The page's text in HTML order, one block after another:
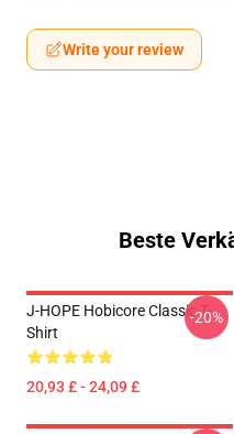
Write your review
Beste
J-HOPE Hobicore Classic T-
Shirt
20,93 £ - 24,09 £
-20%